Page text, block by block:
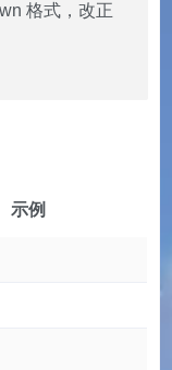
格式，改正
示例